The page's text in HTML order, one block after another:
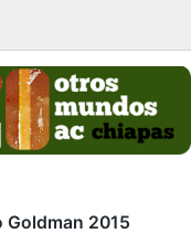
Goldman 2015